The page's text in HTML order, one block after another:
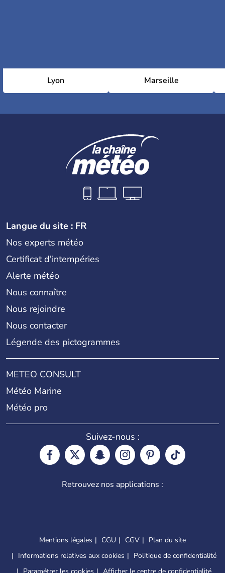
Lyon Marseille
Langue du site : FR
Nos experts météo
Certificat d'intempéries
Alerte météo
Nous connaître
Nous rejoindre
Nous contacter
Légende des pictogrammes
METEO CONSULT
Météo Marine
Météo pro
Suivez-nous :
Retrouvez nos applications :
Mentions légales CGU CGV
Plan du site
Informations relatives aux cookies
Politique de confidentialité